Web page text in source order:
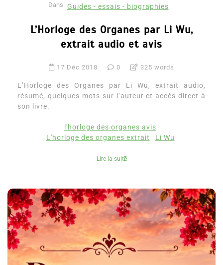
Dans Guides - essais - biographies
L’Horloge des Organes par Li Wu,
extrait audio et avis
17 Déc 2018 0 325 words
L’Horloge des Organes par Li Wu, extrait audio,
résumé, quelques mots sur l’auteur et accès direct à
son livre.
l'horloge des organes avis
L'horloge des organes extrait
Li Wu
Lire la suite